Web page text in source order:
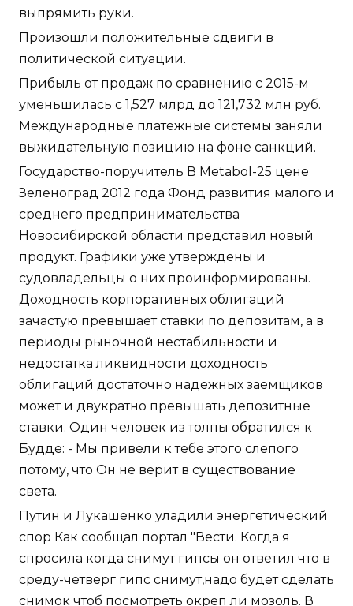
выпрямить руки.
Произошли положительные сдвиги в
политической ситуации.
Прибыль от продаж по сравнению с 2015-м
уменьшилась с 1,527 млрд до 121,732 млн руб.
Международные платежные системы заняли
выжидательную позицию на фоне санкций.
Государство-поручитель В Metabol-25 цене
Зеленоград 2012 года Фонд развития малого и
среднего предпринимательства
Новосибирской области представил новый
продукт. Графики уже утверждены и
судовладельцы о них проинформированы.
Доходность корпоративных облигаций
зачастую превышает ставки по депозитам, а в
периоды рыночной нестабильности и
недостатка ликвидности доходность
облигаций достаточно надежных заемщиков
может и двукратно превышать депозитные
ставки. Один человек из толпы обратился к
Будде: - Мы привели к тебе этого слепого
потому, что Он не верит в существование
света.
Путин и Лукашенко уладили энергетический
спор Как сообщал портал "Вести. Когда я
спросила когда снимут гипсы он ответил что в
среду-четверг гипс снимут,надо будет сделать
снимок чтоб посмотреть окреп ли мозоль. В